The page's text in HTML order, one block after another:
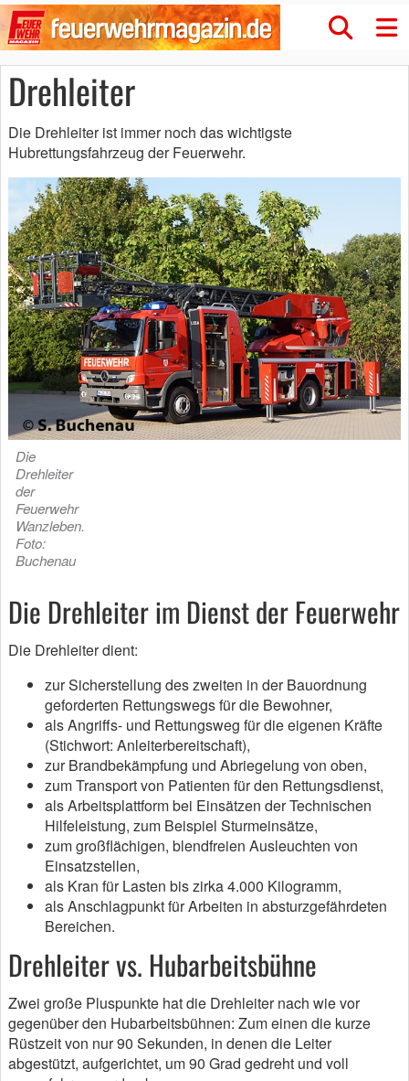
Drehleiter
Die Drehleiter ist immer noch das wichtigste
Hubrettungsfahrzeug der Feuerwehr.
Die
Drehleiter
der
Feuerwehr
Wanzleben.
Foto:
Buchenau
Die Drehleiter im Dienst der Feuerwehr
Die Drehleiter dient:
zur Sicherstellung des zweiten in der Bauordnung
geforderten Rettungswegs für die Bewohner,
als Angriffs- und Rettungsweg für die eigenen Kräfte
(Stichwort: Anleiterbereitschaft),
zur Brandbekämpfung und Abriegelung von oben,
zum Transport von Patienten für den Rettungsdienst,
als Arbeitsplattform bei Einsätzen der Technischen
Hilfeleistung, zum Beispiel Sturmeinsätze,
zum großflächigen, blendfreien Ausleuchten von
Einsatzstellen,
als Kran für Lasten bis zirka 4.000 Kilogramm,
als Anschlagpunkt für Arbeiten in absturzgefährdeten
Bereichen.
Drehleiter vs. Hubarbeitsbühne
Zwei große Pluspunkte hat die Drehleiter nach wie vor
gegenüber den Hubarbeitsbühnen: Zum einen die kurze
Rüstzeit von nur 90 Sekunden, in denen die Leiter
abgestützt, aufgerichtet, um 90 Grad gedreht und voll